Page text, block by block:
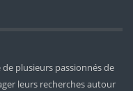
plusieurs passionnés de
leurs recherches autour